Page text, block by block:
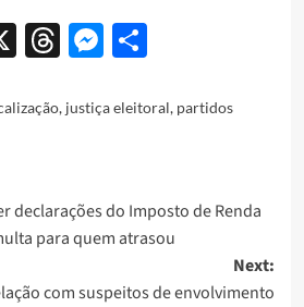
X Threads
Messenger
Share
, justiça eleitoral, partidos
declarações do Imposto de Renda
para quem atrasou
Next:
com suspeitos de envolvimento